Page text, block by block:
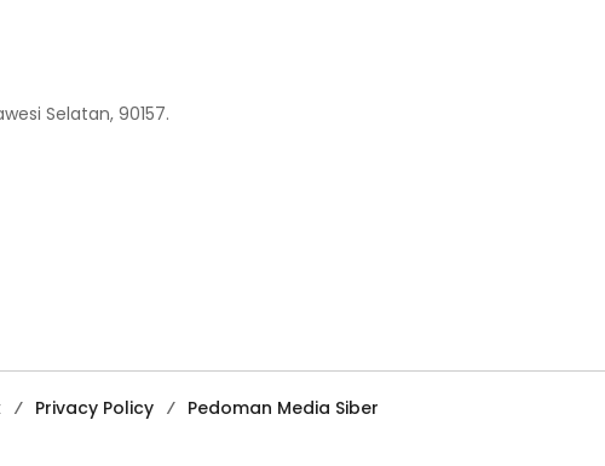
Selatan, 90157.
Privacy Policy
Pedoman Media Siber